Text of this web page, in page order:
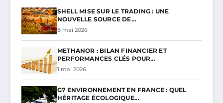
SHELL MISE SUR LE TRADING : UNE
NOUVELLE SOURCE DE…
8 mai 2026
METHANOR : BILAN FINANCIER ET
PERFORMANCES CLÉS POUR…
1 mai 2026
G7 ENVIRONNEMENT EN FRANCE : QUEL
HÉRITAGE ÉCOLOGIQUE…